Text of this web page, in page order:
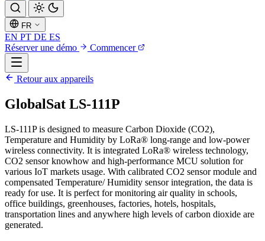
FR
EN PT DE ES
Réserver une démo
Commencer
Retour aux appareils
GlobalSat LS-111P
LS-111P is designed to measure Carbon Dioxide (CO2),
Temperature and Humidity by LoRa® long-range and low-power
wireless connectivity. It is integrated LoRa® wireless technology,
CO2 sensor knowhow and high-performance MCU solution for
various IoT markets usage. With calibrated CO2 sensor module and
compensated Temperature/ Humidity sensor integration, the data is
ready for use. It is perfect for monitoring air quality in schools,
office buildings, greenhouses, factories, hotels, hospitals,
transportation lines and anywhere high levels of carbon dioxide are
generated.